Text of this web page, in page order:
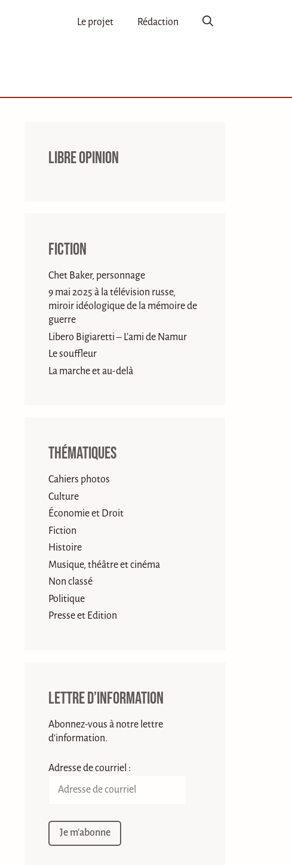
Le projet Rédaction
Libre opinion
Fiction
Chet Baker, personnage
9 mai 2025 à la télévision russe,
miroir idéologique de la mémoire de
guerre
Libero Bigiaretti – L’ami de Namur
Le souffleur
La marche et au-delà
Thématiques
Cahiers photos
Culture
Économie et Droit
Fiction
Histoire
Musique, théâtre et cinéma
Non classé
Politique
Presse et Edition
Lettre d’information
Abonnez-vous à notre lettre
d'information.
Adresse de courriel :